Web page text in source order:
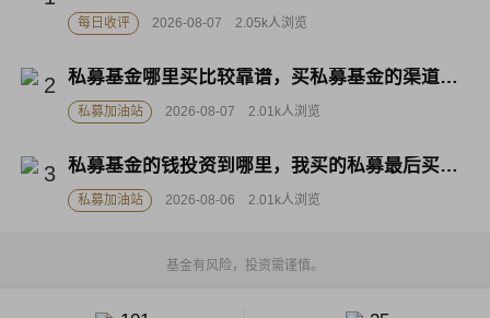
每日收评 2026-08-07 2.05k人浏览
私募基金哪里买比较靠谱，买私募基金的渠道有哪些
私募加油站 2026-08-07 2.01k人浏览
私募基金的钱投资到哪里，我买的私募最后买了什么？
私募加油站 2026-08-06 2.01k人浏览
基金有风险，投资需谨慎。